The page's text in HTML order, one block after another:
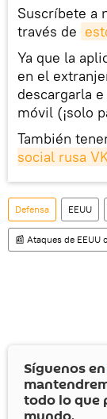
Suscríbete a
través de
Ya que la
en el
descargarla
móvil (¡solo
También
social rusa
Defensa EEUU
Síguenos en
todo lo que